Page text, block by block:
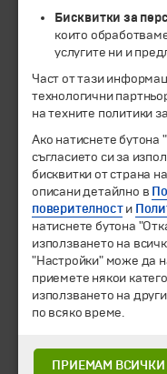
© 1994-2026
Екскурзии
Календар
Всички
Промоции
Горещи
Празници
Оферта на
Хотелски
Бисквитки за
които
услугите ни и
Част от тази
технологични
на техните политики
Ако натиснете
съгласието си за
бисквитки от страна
описани детайлно в
поверителности
натиснете бутона
използването на
"Настройки" може да
приемете някои
използването на
по всяко време.
ПРИЕМАМ ВСИЧКИ